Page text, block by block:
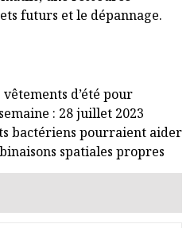
futurs et le dépannage.
d’été pour
: 28 juillet 2023
bactériens pourraient aider
spatiales propres